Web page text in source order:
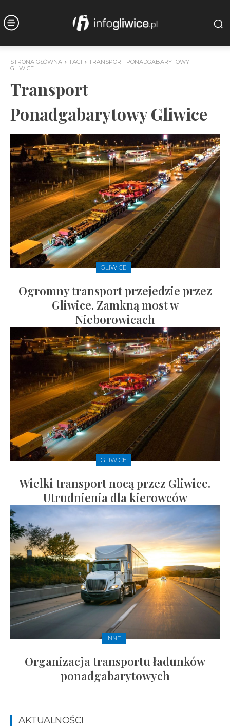
STRONA GŁÓWNA TAGI
TRANSPORT PONADGABARYTOWY
GLIWICE
Transport
Ponadgabarytowy Gliwice
GLIWICE
Ogromny transport przejedzie przez
Gliwice. Zamkną most w
Nieborowicach
GLIWICE
Wielki transport nocą przez Gliwice.
Utrudnienia dla kierowców
INNE
Organizacja transportu ładunków
ponadgabarytowych
AKTUALNOŚCI